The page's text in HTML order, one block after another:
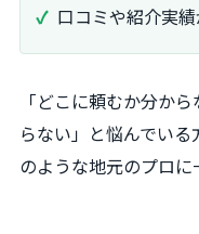
口コミや紹介実
「どこに頼むか分か
らない」と悩んでい
のような地元のプロに